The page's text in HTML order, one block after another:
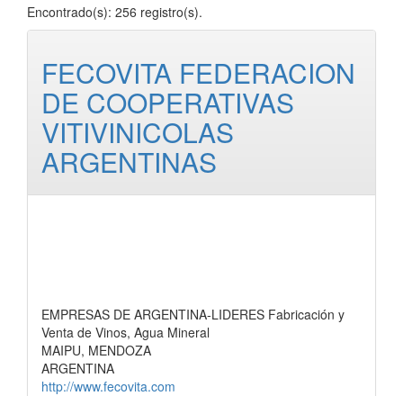
Encontrado(s): 256 registro(s).
FECOVITA FEDERACION
DE COOPERATIVAS
VITIVINICOLAS
ARGENTINAS
EMPRESAS DE ARGENTINA-LIDERES Fabricación y
Venta de Vinos, Agua Mineral
MAIPU, MENDOZA
ARGENTINA
http://www.fecovita.com